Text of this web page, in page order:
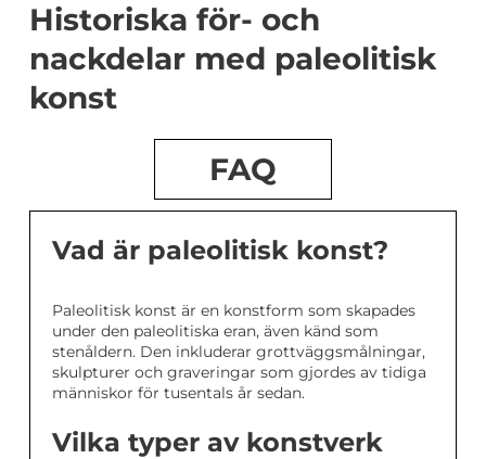
Historiska för- och
nackdelar med paleolitisk
konst
FAQ
Vad är paleolitisk konst?
Paleolitisk konst är en konstform som skapades
under den paleolitiska eran, även känd som
stenåldern. Den inkluderar grottväggsmålningar,
skulpturer och graveringar som gjordes av tidiga
människor för tusentals år sedan.
Vilka typer av konstverk